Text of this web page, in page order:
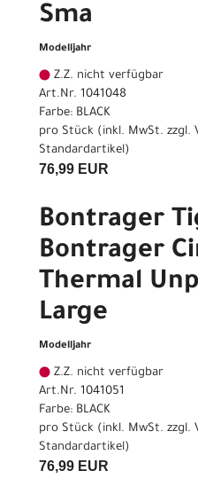
Sma
Modelljahr
Z.Z. nicht verfügbar
Art.Nr. 1041048
Farbe: BLACK
pro Stück (inkl. MwSt. zzgl.
Standardartikel)
76,99 EUR
Bontrager
Bontrager
Thermal
Large
Modelljahr
Z.Z. nicht verfügbar
Art.Nr. 1041051
Farbe: BLACK
pro Stück (inkl. MwSt. zzgl.
Standardartikel)
76,99 EUR